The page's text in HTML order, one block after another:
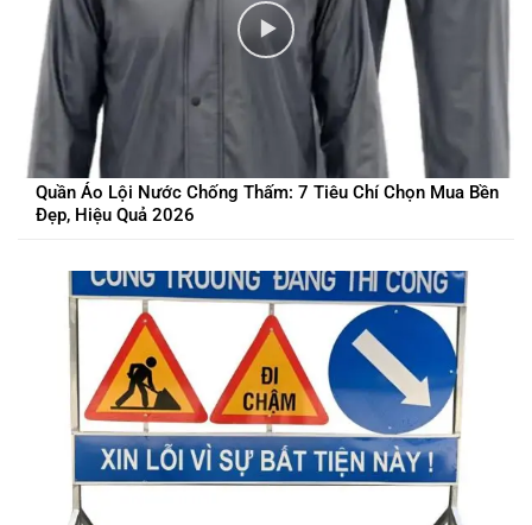
Quần Áo Lội Nước Chống Thấm: 7 Tiêu Chí Chọn Mua Bền
Đẹp, Hiệu Quả 2026